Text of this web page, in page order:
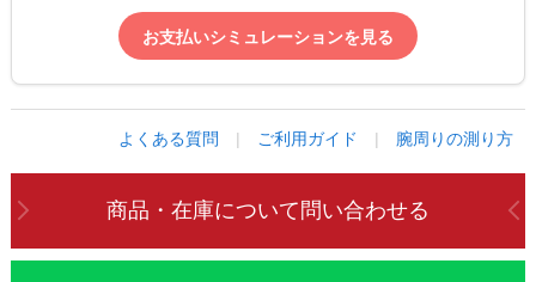
お支払いシミュレーションを見る
よくある質問 | ご利用ガイド | 腕周りの測り方
商品・在庫について 問い合わせる